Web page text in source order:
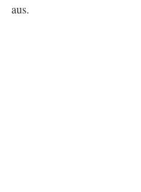
aus.